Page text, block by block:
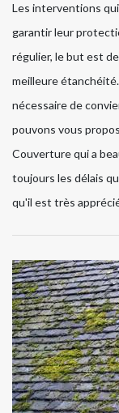
Les interventions
garantir leur
régulier, le but est
meilleure
nécessaire de
pouvons vous
Couverture qui a
toujours les délais
qu'il est très